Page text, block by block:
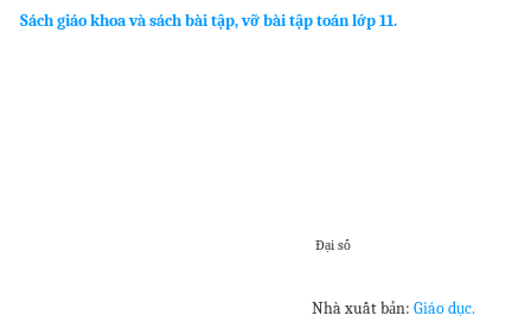
Sách giáo khoa và sách bài tập, vỡ bài tập toán lớp 11.
Đại số
Nhà xuất bản: Giáo dục.